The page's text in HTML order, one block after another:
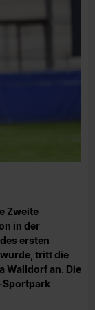
Zweite
in der
ersten
tritt die
Walldorf an. Die
Sportpark